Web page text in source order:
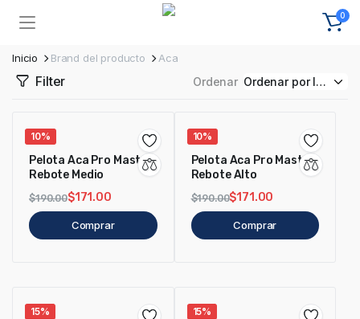
0
Inicio Brand del producto Aca
Filter Ordenar
10%
Pelota Aca Pro Master
Rebote Medio
$190.00$171.00
Comprar
10%
Pelota Aca Pro Master
Rebote Alto
$190.00$171.00
Comprar
15% 15%